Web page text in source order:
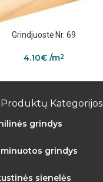
Grindjuostė Nr. 69
4.10€ /m2
Produktų Kategorijos
grindys
grindys
sienelės